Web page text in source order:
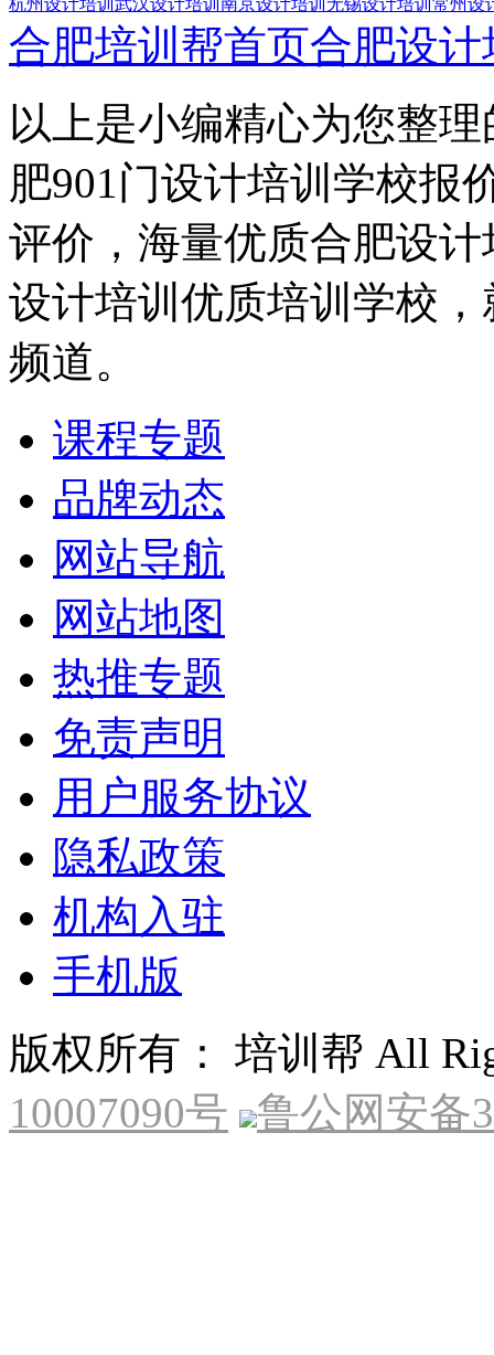
杭州设计培训 武汉设计培训 南京设计培训 无锡设计培训 常州设
合肥培训帮首页合肥设
以上是小编精心为您整
肥901门设计培训学校报
评价，海量优质合肥设
设计培训优质培训学校
频道。
课程专题
品牌动态
网站导航
网站地图
热推专题
免责声明
用户服务协议
隐私政策
机构入驻
手机版
版权所有： 培训帮 All
10007090号
鲁公网安备